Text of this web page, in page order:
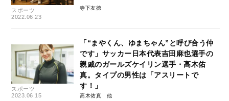
スポーツ
2022.06.23
寺下友徳
スポーツ
2023.06.15
「“まやくん、ゆまちゃん”と呼び合う仲
です」サッカー日本代表吉田麻也選手の
親戚のガールズケイリン選手・高木佑
真。タイプの男性は「アスリートで
す！」
高木佑真